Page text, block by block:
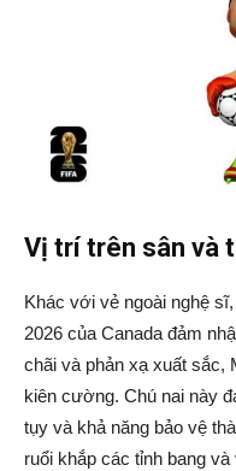
Vị trí trên sân và
Khác với vẻ ngoài nghệ
2026 của Canada đảm
chãi và phản xạ xuất sắc,
kiên cường. Chú nai này
tụy và khả năng bảo vệ
ruổi khắp các tỉnh bang